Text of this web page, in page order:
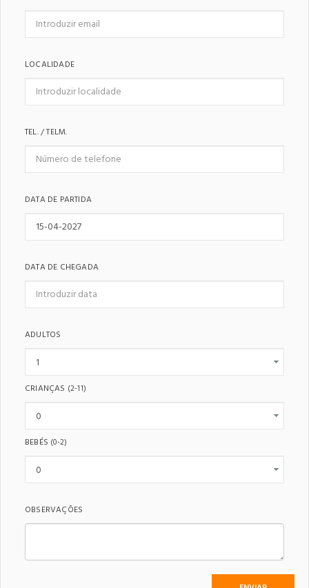
LOCALIDADE
TEL. / TELM.
DATA DE PARTIDA
DATA DE CHEGADA
ADULTOS
CRIANÇAS (2-11)
BEBÉS (0-2)
OBSERVAÇÕES